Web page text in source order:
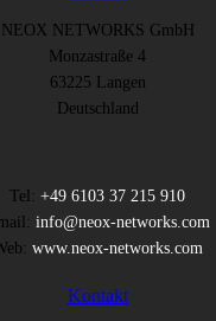
NEOX NETWORKS GmbH
Monzastraße 4
63225 Langen
Deutschland
Tel: +49 6103 37 215 910
info@neox-networks.com
www.neox-networks.com
Kontakt